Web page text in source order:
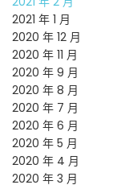
2021 年 1 月
2020 年 12 月
2020 年 11 月
2020 年 9 月
2020 年 8 月
2020 年 7 月
2020 年 6 月
2020 年 5 月
2020 年 4 月
2020 年 3 月